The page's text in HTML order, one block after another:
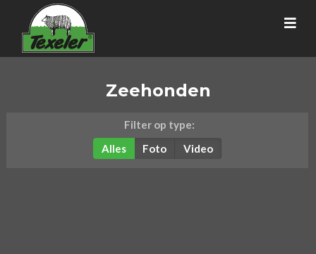
Zeehonden
Filter op type:
Alles
Foto Video